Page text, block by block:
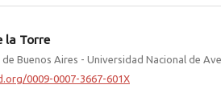
la Torre
Buenos Aires - Universidad Nacional de
0009-0007-3667-601X